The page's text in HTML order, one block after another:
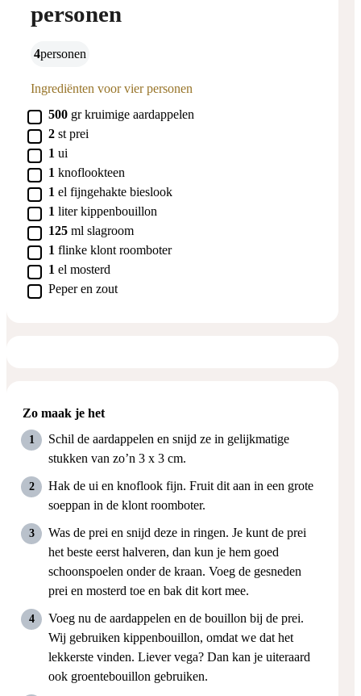
personen
4 personen
Ingrediënten voor vier personen
▢
500 gr kruimige aardappelen
▢
2 st prei
▢
1 ui
▢
1 knoflookteen
▢
1 el fijngehakte bieslook
▢
1 liter kippenbouillon
▢
125 ml slagroom
▢
1 flinke klont roomboter
▢
1 el mosterd
▢
Peper en zout
Zo maak je het
Schil de aardappelen en snijd ze in gelijkmatige
stukken van zo’n 3 x 3 cm.
Hak de ui en knoflook fijn. Fruit dit aan in een grote
soeppan in de klont roomboter.
Was de prei en snijd deze in ringen. Je kunt de prei
het beste eerst halveren, dan kun je hem goed
schoonspoelen onder de kraan. Voeg de gesneden
prei en mosterd toe en bak dit kort mee.
Voeg nu de aardappelen en de bouillon bij de prei.
Wij gebruiken kippenbouillon, omdat we dat het
lekkerste vinden. Liever vega? Dan kan je uiteraard
ook groentebouillon gebruiken.